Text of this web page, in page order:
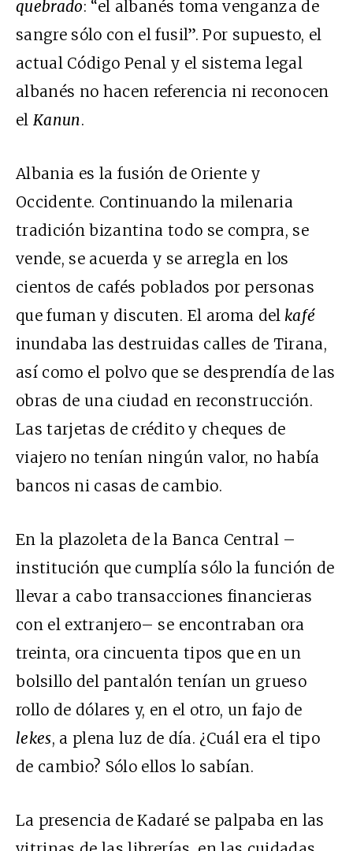
quebrado: “el albanés toma venganza de
sangre sólo con el fusil”. Por supuesto, el
actual Código Penal y el sistema legal
albanés no hacen referencia ni reconocen
el Kanun.
Albania es la fusión de Oriente y
Occidente. Continuando la milenaria
tradición bizantina todo se compra, se
vende, se acuerda y se arregla en los
cientos de cafés poblados por personas
que fuman y discuten. El aroma del kafé
inundaba las destruidas calles de Tirana,
así como el polvo que se desprendía de las
obras de una ciudad en reconstrucción.
Las tarjetas de crédito y cheques de
viajero no tenían ningún valor, no había
bancos ni casas de cambio.
En la plazoleta de la Banca Central –
institución que cumplía sólo la función de
llevar a cabo transacciones financieras
con el extranjero– se encontraban ora
treinta, ora cincuenta tipos que en un
bolsillo del pantalón tenían un grueso
rollo de dólares y, en el otro, un fajo de
lekes, a plena luz de día. ¿Cuál era el tipo
de cambio? Sólo ellos lo sabían.
La presencia de Kadaré se palpaba en las